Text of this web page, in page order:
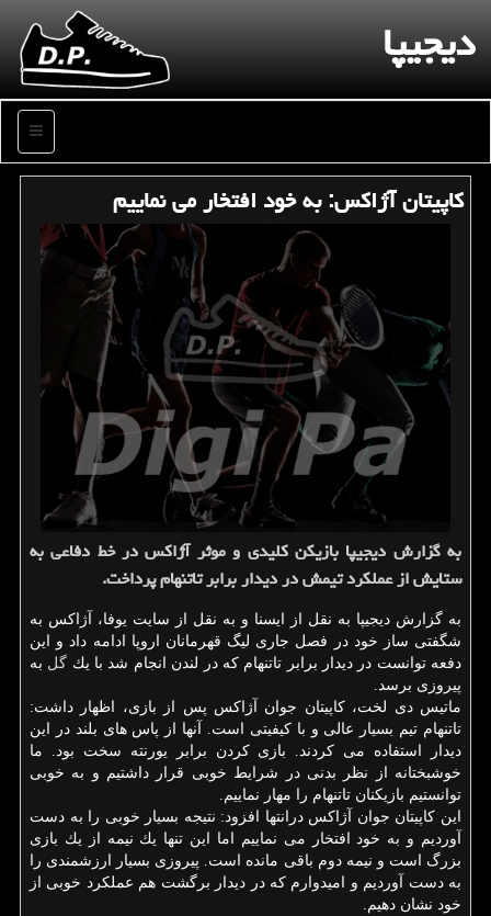
دیجیپا
منو
كاپیتان آژاكس: به خود افتخار می نماییم
به گزارش دیجیپا بازیكن كلیدی و موثر آژاكس در خط دفاعی به
ستایش از عملكرد تیمش در دیدار برابر تاتنهام پرداخت.
به گزارش دیجیپا به نقل از ایسنا و به نقل از سایت یوفا، آژاكس به
شگفتی ساز خود در فصل جاری لیگ قهرمانان اروپا ادامه داد و این
دفعه توانست در دیدار برابر تاتنهام كه در لندن انجام شد با یك گل به
پیروزی برسد.
ماتیس دی لخت، كاپیتان جوان آژاكس پس از بازی، اظهار داشت:
تاتنهام تیم بسیار عالی و با كیفیتی است. آنها از پاس های بلند در این
دیدار استفاده می كردند. بازی كردن برابر یورنته سخت بود. ما
خوشبختانه از نظر بدنی در شرایط خوبی قرار داشتیم و به خوبی
توانستیم بازیكنان تاتنهام را مهار نماییم.
این كاپیتان جوان آژاكس درانتها افزود: نتیجه بسیار خوبی را به دست
آوردیم و به خود افتخار می نماییم اما این تنها یك نیمه از یك بازی
بزرگ است و نیمه دوم باقی مانده است. پیروزی بسیار ارزشمندی را
به دست آوردیم و امیدوارم كه در دیدار برگشت هم عملكرد خوبی از
خود نشان دهیم.